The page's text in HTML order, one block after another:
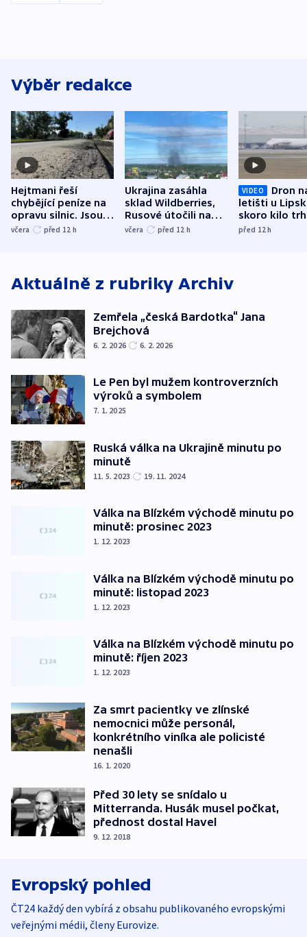
Výběr redakce
Hejtmani řeší
chybějící peníze na
opravu silnic. Jsou
nenárokové, namítá
včera před 12 h
Ukrajina zasáhla
sklad Wildberries,
Rusové útočili na
trh, hasiče či
včera před 12 h
VIDEO
Dron
letišti u
skoro kilo
indicie
před 12h
Aktuálně z rubriky Archiv
Zemřela „česká Bardotka“ Jana
Brejchová
6. 2. 2026 6. 2. 2026
Le Pen byl mužem kontroverzních
výroků a symbolem
7. 1. 2025
Ruská válka na Ukrajině minutu po
minutě
11. 5. 2023 19. 11. 2024
Válka na Blízkém východě minutu po
minutě: prosinec 2023
1. 12. 2023
Válka na Blízkém východě minutu po
minutě: listopad 2023
1. 12. 2023
Válka na Blízkém východě minutu po
minutě: říjen 2023
1. 12. 2023
Za smrt pacientky ve zlínské
nemocnici může personál,
konkrétního viníka ale policisté
nenašli
16. 1. 2020
Před 30 lety se snídalo u
Mitterranda. Husák musel počkat,
přednost dostal Havel
9. 12. 2018
Evropský pohled
ČT24 každý den vybírá z obsahu publikovaného evropskými
veřejnými médii, členy Eurovize.